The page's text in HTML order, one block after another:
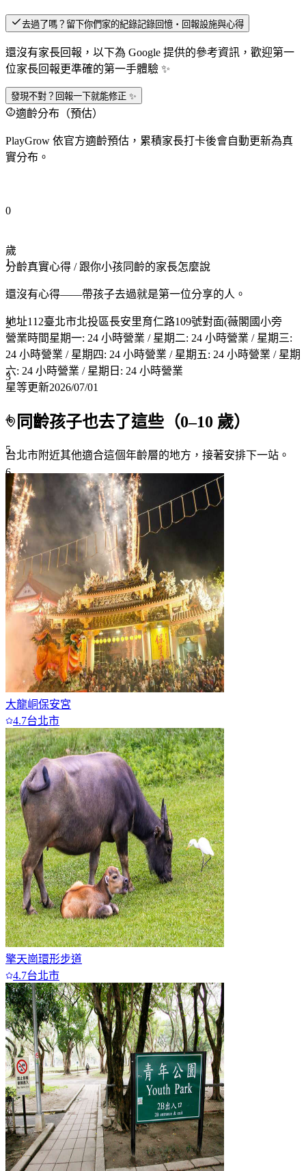
去過了嗎？留下你們家的紀錄記錄回憶・回報設施與心得
還沒有家長回報，以下為 Google 提供的參考資訊，歡迎第一
位家長回報更準確的第一手體驗 ✨
發現不對？回報一下就能修正 ✨
適齡分布（預估）
PlayGrow 依官方適齡預估，累積家長打卡後會自動更新為真
實分布。
0
1
2
3
4
5
6
7+
歲
分齡真實心得 / 跟你小孩同齡的家長怎麼說
還沒有心得——帶孩子去過就是第一位分享的人。
地址112臺北市北投區長安里育仁路109號對面(薇閣國小旁
營業時間星期一: 24 小時營業 / 星期二: 24 小時營業 / 星期三:
24 小時營業 / 星期四: 24 小時營業 / 星期五: 24 小時營業 / 星期
六: 24 小時營業 / 星期日: 24 小時營業
星等更新2026/07/01
同齡孩子也去了這些（0–10 歲）
台北市附近其他適合這個年齡層的地方，接著安排下一站。
大龍峒保安宮
4.7台北市
擎天崗環形步道
4.7台北市